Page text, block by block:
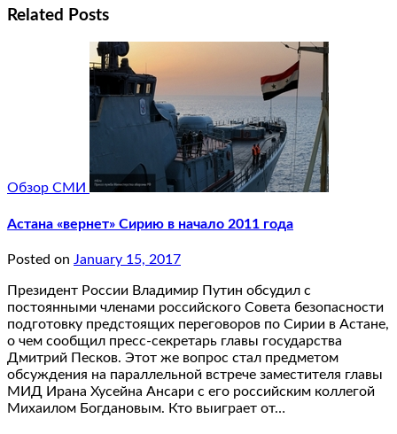
Related Posts
Обзор СМИ
Астана «вернет» Сирию в начало 2011 года
Posted on January 15, 2017
Президент России Владимир Путин обсудил с
постоянными членами российского Совета безопасности
подготовку предстоящих переговоров по Сирии в Астане,
о чем сообщил пресс-секретарь главы государства
Дмитрий Песков. Этот же вопрос стал предметом
обсуждения на параллельной встрече заместителя главы
МИД Ирана Хусейна Ансари с его российским коллегой
Михаилом Богдановым. Кто выиграет от…